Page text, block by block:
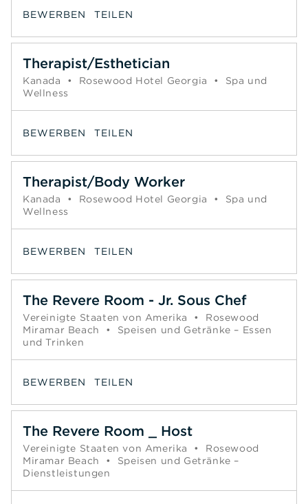
BEWERBEN TEILEN
Therapist/Esthetician
Kanada • Rosewood Hotel Georgia •
Spa und
Wellness
BEWERBEN TEILEN
Therapist/Body Worker
Kanada • Rosewood Hotel Georgia •
Spa und
Wellness
BEWERBEN TEILEN
The Revere Room - Jr. Sous Chef
Vereinigte Staaten von Amerika •
Rosewood
Miramar Beach
•
Speisen und Getränke – Essen
und Trinken
BEWERBEN TEILEN
The Revere Room _ Host
Vereinigte Staaten von Amerika •
Rosewood
Miramar Beach
•
Speisen und Getränke –
Dienstleistungen